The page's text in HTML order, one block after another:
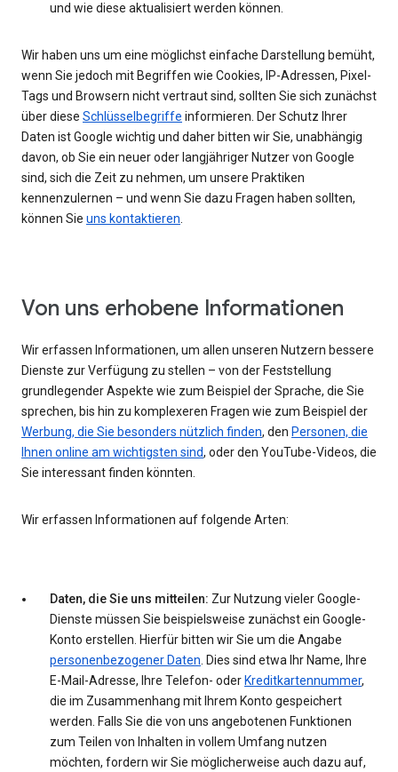
und wie diese aktualisiert werden können.
Wir haben uns um eine möglichst einfache Darstellung bemüht,
wenn Sie jedoch mit Begriffen wie Cookies, IP-Adressen, Pixel-
Tags und Browsern nicht vertraut sind, sollten Sie sich zunächst
über diese Schlüsselbegriffe informieren. Der Schutz Ihrer
Daten ist Google wichtig und daher bitten wir Sie, unabhängig
davon, ob Sie ein neuer oder langjähriger Nutzer von Google
sind, sich die Zeit zu nehmen, um unsere Praktiken
kennenzulernen – und wenn Sie dazu Fragen haben sollten,
können Sie uns kontaktieren.
Von uns erhobene Informationen
Wir erfassen Informationen, um allen unseren Nutzern bessere
Dienste zur Verfügung zu stellen – von der Feststellung
grundlegender Aspekte wie zum Beispiel der Sprache, die Sie
sprechen, bis hin zu komplexeren Fragen wie zum Beispiel der
Werbung, die Sie besonders nützlich finden, den Personen, die
Ihnen online am wichtigsten sind, oder den YouTube-Videos, die
Sie interessant finden könnten.
Wir erfassen Informationen auf folgende Arten:
Daten, die Sie uns mitteilen: Zur Nutzung vieler Google-
Dienste müssen Sie beispielsweise zunächst ein Google-
Konto erstellen. Hierfür bitten wir Sie um die Angabe
personenbezogener Daten. Dies sind etwa Ihr Name, Ihre
E-Mail-Adresse, Ihre Telefon- oder Kreditkartennummer,
die im Zusammenhang mit Ihrem Konto gespeichert
werden. Falls Sie die von uns angebotenen Funktionen
zum Teilen von Inhalten in vollem Umfang nutzen
möchten, fordern wir Sie möglicherweise auch dazu auf,